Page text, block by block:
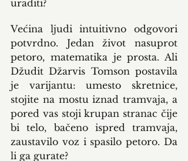
uraditi?
Većina ljudi intuitivno odgovori
potvrdno. Jedan život nasuprot
petoro, matematika je prosta. Ali
Džudit Džarvis Tomson postavila
je varijantu: umesto skretnice,
stojite na mostu iznad tramvaja, a
pored vas stoji krupan stranac čije
bi telo, bačeno ispred tramvaja,
zaustavilo voz i spasilo petoro. Da
li ga gurate?